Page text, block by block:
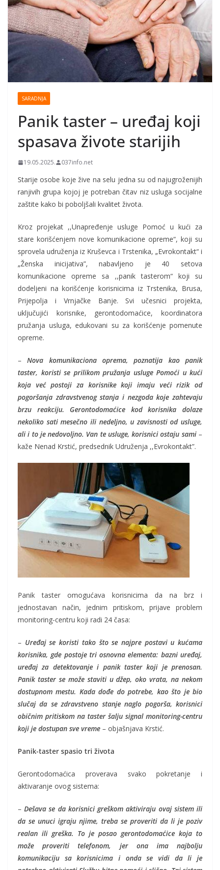
SARADNJA
Panik taster – uređaj koji
spasava živote starijih
19.05.2025. 037info.net
Starije osobe koje žive na selu jedna su od najugroženijih
ranjivih grupa kojoj je potreban čitav niz usluga socijalne
zaštite kako bi poboljšali kvalitet života.
Kroz projekat ,,Unapređenje usluge Pomoć u kući za
stare korišćenjem nove komunikacione opreme“, koji su
sprovela udruženja iz Kruševca i Trstenika, „Evrokontakt“ i
„Ženska inicijativa”, nabavljeno je 40 setova
komunikacione opreme sa ,,panik tasterom“ koji su
dodeljeni na korišćenje korisnicima iz Trstenika, Brusa,
Prijepolja i Vrnjačke Banje. Svi učesnici projekta,
uključujići korisnike, gerontodomaćice, koordinatora
pružanja usluga, edukovani su za korišćenje pomenute
opreme.
–Nova komunikaciona oprema, poznatija kao panik
taster, koristi se prilikom pružanja usluge Pomoći u kući
koja već postoji za korisnike koji imaju veći rizik od
pogoršanja zdravstvenog stanja i nezgoda koje zahtevaju
brzu reakciju. Gerontodomaćice kod korisnika dolaze
nekoliko sati mesečno ili nedeljno, u zavisnosti od usluge,
ali i to je nedovoljno. Van te usluge, korisnici ostaju sami –
kaže Nenad Krstić, predsednik Udruženja ,,Evrokontakt”.
Panik taster omogućava korisnicima da na brz i
jednostavan način, jednim pritiskom, prijave problem
monitoring-centru koji radi 24 časa:
– Uređaj se koristi tako što se najpre postavi u kućama
korisnika, gde postoje tri osnovna elementa: bazni uređaj,
uređaj za detektovanje i panik taster koji je prenosan.
Panik taster se može staviti u džep, oko vrata, na nekom
dostupnom mestu. Kada dođe do potrebe, kao što je bio
slučaj da se zdravstveno stanje naglo pogorša, korisnici
običnim pritiskom na taster šalju signal monitoring-centru
koji je dostupan sve vreme – objašnjava Krstić.
Panik-taster spasio tri života
Gerontodomaćica proverava svako pokretanje i
aktivaranje ovog sistema:
–Dešava se da korisnici greškom aktiviraju ovaj sistem ili
da se unuci igraju njime, treba se proveriti da li je poziv
realan ili greška. To je posao gerontodomaćice koja to
može proveriti telefonom, jer ona ima najbolju
komunikaciju sa korisnicima i onda se vidi da li je